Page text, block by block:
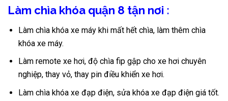
Làm chìa khóa quận 8 tận nơi :
Làm chìa khóa xe máy khi mất hết chìa, làm thêm chìa
khóa xe máy.
Làm remote xe hơi, độ chìa fip gập cho xe hơi chuyên
nghiệp, thay vỏ, thay pin điều khiển xe hơi.
Làm chìa khóa xe đạp điện, sửa khóa xe đạp điện giá tốt.